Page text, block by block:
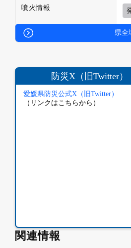
噴火情報
県全
防災X（旧Twitter）
愛媛県防災公式X（旧Twitter）
（リンクはこちらから）
関連情報